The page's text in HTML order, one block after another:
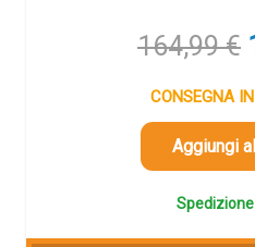
164,99€
CONSEGNA
Aggiungi